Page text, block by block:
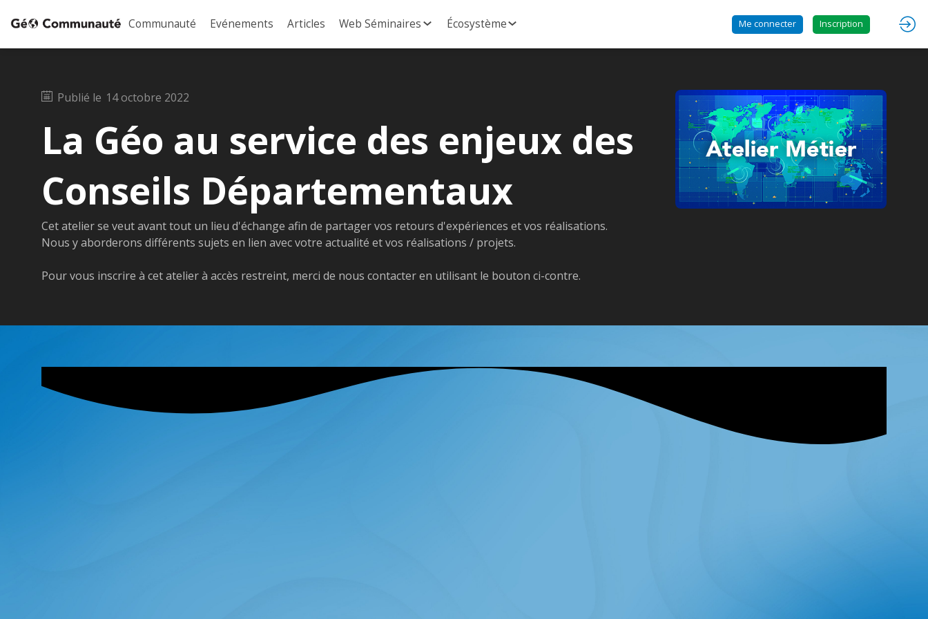
Communauté Evénements Articles Web Séminaires Écosystème Me connecter Inscription
Publié le 14 octobre 2022
La Géo au service des enjeux des
Conseils Départementaux
Cet atelier se veut avant tout un lieu d'échange afin de partager vos retours d'expériences et vos réalisations.
Nous y aborderons différents sujets en lien avec votre actualité et vos réalisations / projets.
Pour vous inscrire à cet atelier à accès restreint, merci de nous contacter en utilisant le bouton ci-contre.